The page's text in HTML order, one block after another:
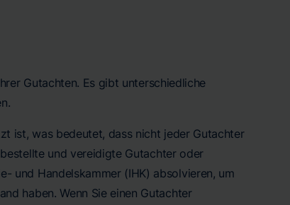
Gutachten. Es gibt unterschiedliche
ist, was bedeutet, dass nicht jeder Gutachter
und vereidigte Gutachter oder
und Handelskammer (IHK) absolvieren, um
haben. Wenn Sie einen Gutachter